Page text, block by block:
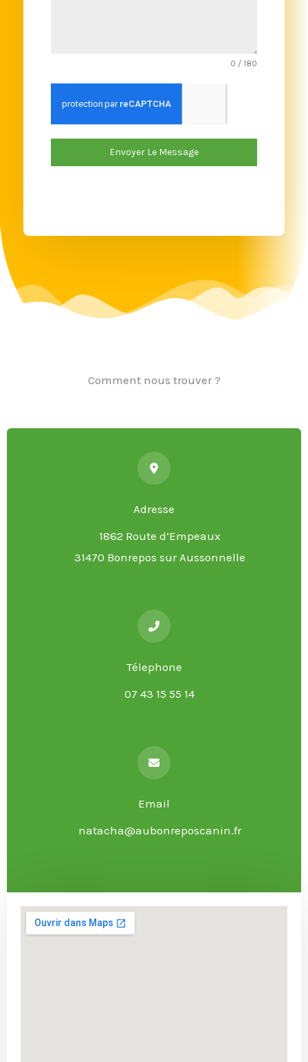
0 / 180
Envoyer Le Message
Comment nous trouver ?
Adresse
1862 Route d’Empeaux
31470 Bonrepos sur Aussonnelle
Télephone
07 43 15 55 14
Email
natacha@aubonreposcanin.fr